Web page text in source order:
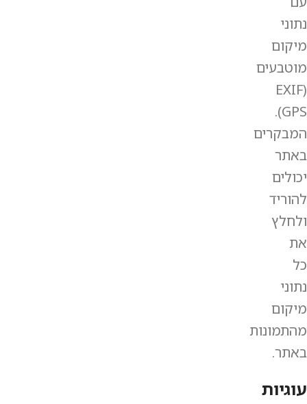
נתוני
מיקום
מוטבעים
(EXIF
GPS).
המבקרים
באתר
יכולים
להוריד
ולחלץ
את
כל
נתוני
מיקום
מהתמונות
באתר.
עוגיות